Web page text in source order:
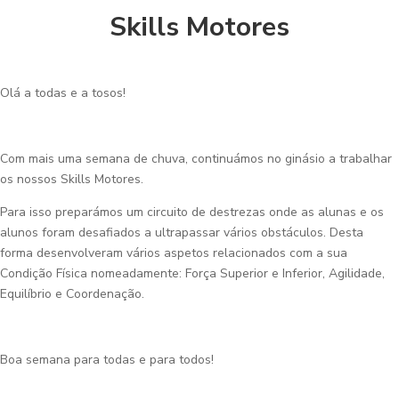
Skills Motores
Olá a todas e a tosos!
Com mais uma semana de chuva, continuámos no ginásio a trabalhar
os nossos Skills Motores.
Para isso preparámos um circuito de destrezas onde as alunas e os
alunos foram desafiados a ultrapassar vários obstáculos. Desta
forma desenvolveram vários aspetos relacionados com a sua
Condição Física nomeadamente: Força Superior e Inferior, Agilidade,
Equilíbrio e Coordenação.
Boa semana para todas e para todos!